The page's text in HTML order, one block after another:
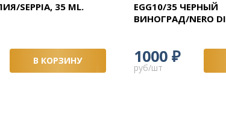
SEPPIA, 35 ML.
В КОРЗИНУ
EGG10/35 ЧЕРНЫЙ
ВИНОГРАД/NERO DI
1000 ₽
руб/шт